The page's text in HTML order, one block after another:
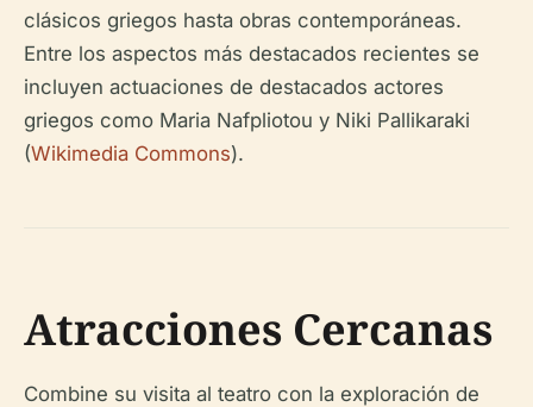
clásicos griegos hasta obras contemporáneas.
Entre los aspectos más destacados recientes se
incluyen actuaciones de destacados actores
griegos como Maria Nafpliotou y Niki Pallikaraki
(Wikimedia Commons).
Atracciones Cercanas
Combine su visita al teatro con la exploración de